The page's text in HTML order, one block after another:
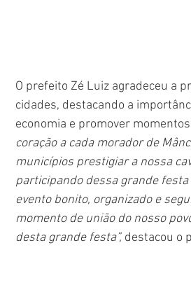
O prefeito Zé Luiz agradeceu a
cidades, destacando a
economia e promover
coração a cada morador de
municípios prestigiar a nossa
participando dessa grande
evento bonito, organizado e
momento de união do nosso
desta grande festa”, destacou o